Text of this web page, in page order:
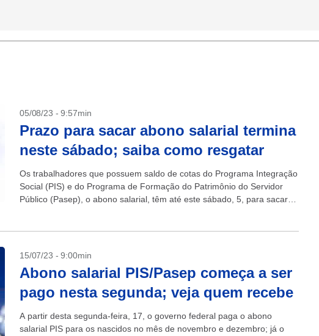
05/08/23 - 9:57min
Prazo para sacar abono salarial termina
neste sábado; saiba como resgatar
Os trabalhadores que possuem saldo de cotas do Programa Integração
Social (PIS) e do Programa de Formação do Patrimônio do Servidor
Público (Pasep), o abono salarial, têm até este sábado, 5, para sacar
15/07/23 - 9:00min
Abono salarial PIS/Pasep começa a ser
pago nesta segunda; veja quem recebe
A partir desta segunda-feira, 17, o governo federal paga o abono
salarial PIS para os nascidos no mês de novembro e dezembro; já o